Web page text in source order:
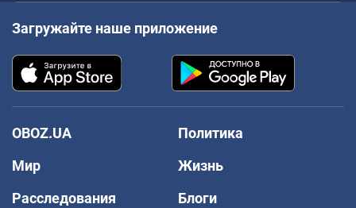
Загружайте наше приложение
OBOZ.UA
Политика
Мир
Жизнь
Расследования
Блоги